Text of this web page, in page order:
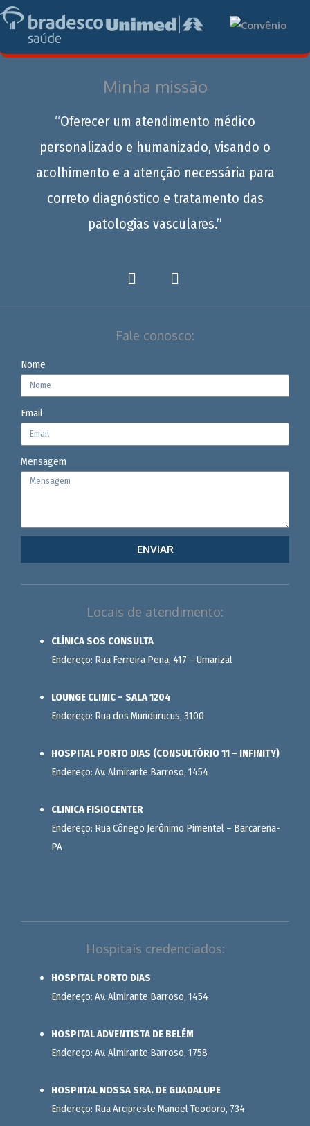
Minha missão
“Oferecer um atendimento médico
personalizado e humanizado, visando o
acolhimento e a atenção necessária para
correto diagnóstico e tratamento das
patologias vasculares.”
Fale conosco:
Nome
Email
Mensagem
ENVIAR
Locais de atendimento:
CLÍNICA SOS CONSULTA
Endereço: Rua Ferreira Pena, 417 – Umarizal
LOUNGE CLINIC – SALA 1204
Endereço: Rua dos Mundurucus, 3100
HOSPITAL PORTO DIAS (CONSULTÓRIO 11 – INFINITY)
Endereço: Av. Almirante Barroso, 1454
CLINICA FISIOCENTER
Endereço: Rua Cônego Jerônimo Pimentel – Barcarena-
PA
Hospitais credenciados:
HOSPITAL PORTO DIAS
Endereço: Av. Almirante Barroso, 1454
HOSPITAL ADVENTISTA DE BELÉM
Endereço: Av. Almirante Barroso, 1758
HOSPIITAL NOSSA SRA. DE GUADALUPE
Endereço: Rua Arcipreste Manoel Teodoro, 734